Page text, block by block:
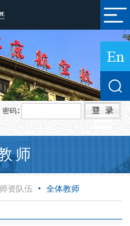
密码∶
师
师资队伍 全体教师